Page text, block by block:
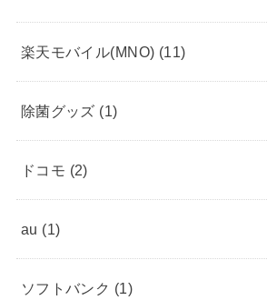
楽天モバイル(MNO) (11)
除菌グッズ (1)
ドコモ (2)
au (1)
ソフトバンク (1)